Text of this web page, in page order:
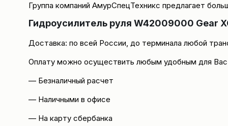
Группа компаний АмурСпецТехникс предлагает
Гидроусилитель руля W42009000 Gear
Доставка: по всей России, до терминала любой
Оплату можно осуществить любым удобным для
— Безналичный расчет
— Наличными в офисе
— На карту сбербанка